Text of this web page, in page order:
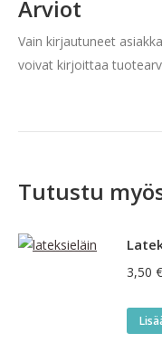
Arviot
Vain kirjautuneet
voivat kirjoittaa
Tutustu
3,50 €